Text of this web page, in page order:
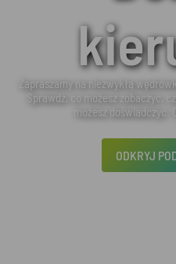
Zapraszamy na niezwykłą
Sprawdź, co możesz zobaczyć,
możesz doświadczyć.
ODKRYJ